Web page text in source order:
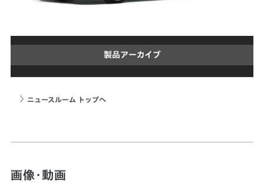
製品アーカイブ
ニュースルーム トップへ
画像・動画